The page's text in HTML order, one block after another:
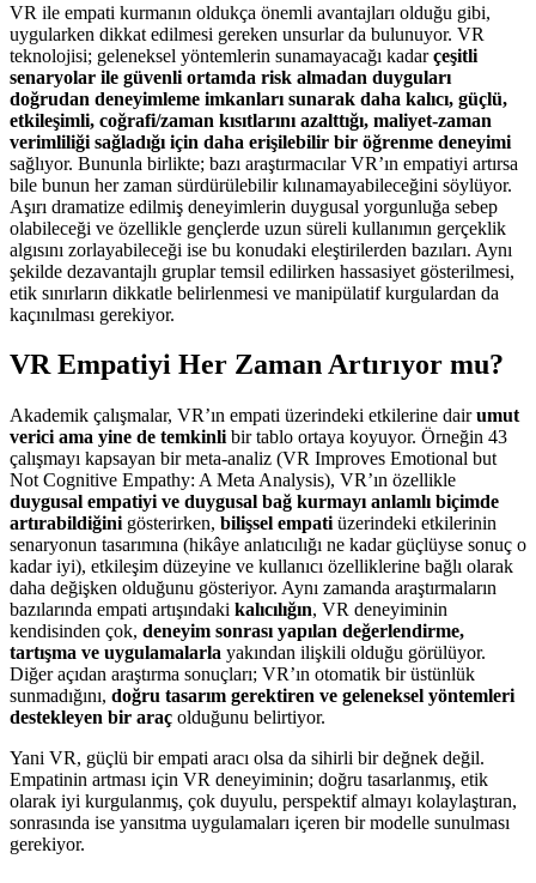
VR ile empati kurmanın oldukça önemli avantajları olduğu gibi,
uygularken dikkat edilmesi gereken unsurlar da bulunuyor. VR
teknolojisi; geleneksel yöntemlerin sunamayacağı kadarçeşitli
senaryolar ile güvenli ortamda risk almadan duyguları
doğrudan deneyimleme imkanları sunarak daha kalıcı, güçlü,
etkileşimli, coğrafi/zaman kısıtlarını azalttığı, maliyet-zaman
verimliliği sağladığı için daha erişilebilir bir öğrenme deneyimi
sağlıyor. Bununla birlikte; bazı araştırmacılar VR’ın empatiyi artırsa
bile bunun her zaman sürdürülebilir kılınamayabileceğini söylüyor.
Aşırı dramatize edilmiş deneyimlerin duygusal yorgunluğa sebep
olabileceği ve özellikle gençlerde uzun süreli kullanımın gerçeklik
algısını zorlayabileceği ise bu konudaki eleştirilerden bazıları. Aynı
şekilde dezavantajlı gruplar temsil edilirken hassasiyet gösterilmesi,
etik sınırların dikkatle belirlenmesi ve manipülatif kurgulardan da
kaçınılması gerekiyor.
VR Empatiyi Her Zaman Artırıyor mu?
Akademik çalışmalar, VR’ın empati üzerindeki etkilerine dairumut
verici ama yine de temkinli bir tablo ortaya koyuyor. Örneğin 43
çalışmayı kapsayan bir meta-analiz (VR Improves Emotional but
Not Cognitive Empathy: A Meta Analysis), VR’ın özellikle
duygusal empatiyi ve duygusal bağ kurmayı anlamlı biçimde
artırabildiğini gösterirken, bilişsel empati üzerindeki etkilerinin
senaryonun tasarımına (hikâye anlatıcılığı ne kadar güçlüyse sonuç o
kadar iyi), etkileşim düzeyine ve kullanıcı özelliklerine bağlı olarak
daha değişken olduğunu gösteriyor. Aynı zamanda araştırmaların
bazılarında empati artışındaki kalıcılığın, VR deneyiminin
kendisinden çok, deneyim sonrası yapılan değerlendirme,
tartışma ve uygulamalarla yakından ilişkili olduğu görülüyor.
Diğer açıdan araştırma sonuçları; VR’ın otomatik bir üstünlük
sunmadığını, doğru tasarım gerektiren ve geleneksel yöntemleri
destekleyen bir araç olduğunu belirtiyor.
Yani VR, güçlü bir empati aracı olsa da sihirli bir değnek değil.
Empatinin artması için VR deneyiminin; doğru tasarlanmış, etik
olarak iyi kurgulanmış, çok duyulu, perspektif almayı kolaylaştıran,
sonrasında ise yansıtma uygulamaları içeren bir modelle sunulması
gerekiyor.